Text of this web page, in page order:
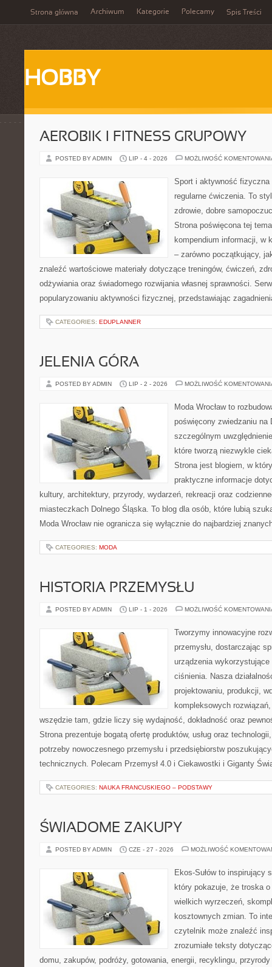
Strona główna Archiwum Kategorie Polecamy Spis Treści
HOBBY
AEROBIK I FITNESS GRUPOWY
POSTED BY ADMIN LIP - 4 - 2026 MOŻLIWOŚĆ
Sport i aktywność
regularne ćwiczenia. To
zdrowie, dobre
Strona poświęcona tej
kompendium informacji, w
– zarówno początkujący,
znaleźć wartościowe materiały dotyczące treningów, ćwiczeń,
odżywiania oraz świadomego rozwijania własnej sprawności.
popularyzowaniu aktywności fizycznej, przedstawiając
CATEGORIES: EDUPLANNER
JELENIA GÓRA
POSTED BY ADMIN LIP - 2 - 2026 MOŻLIWOŚĆ
Moda Wrocław to
poświęcony zwiedzaniu na
szczególnym
które tworzą niezwykle
Strona jest blogiem, w
praktyczne informacje
kultury, architektury, przyrody, wydarzeń, rekreacji oraz
miasteczkach Dolnego Śląska. To blog dla osób, które lubią
Moda Wrocław nie ogranicza się wyłącznie do najbardziej
CATEGORIES: MODA
HISTORIA PRZEMYSŁU
POSTED BY ADMIN LIP - 1 - 2026 MOŻLIWOŚĆ
Tworzymy innowacyjne
przemysłu, dostarczając
urządzenia
ciśnienia. Nasza
projektowaniu, produkcji,
kompleksowych
wszędzie tam, gdzie liczy się wydajność, dokładność oraz
Strona prezentuje bogatą ofertę produktów, usług oraz
potrzeby nowoczesnego przemysłu i przedsiębiorstw
technicznych. Polecam Przemysł 4.0 i Ciekawostki i Giganty
CATEGORIES: NAUKA FRANCUSKIEGO – PODSTAWY
ŚWIADOME ZAKUPY
POSTED BY ADMIN CZE - 27 - 2026 MOŻLIWOŚĆ
Ekos-Sułów to inspirujący
który pokazuje, że troska
wielkich wyrzeczeń,
kosztownych zmian. To
czytelnik może znaleźć
zrozumiałe teksty
domu, zakupów, podróży, gotowania, energii, recyklingu,